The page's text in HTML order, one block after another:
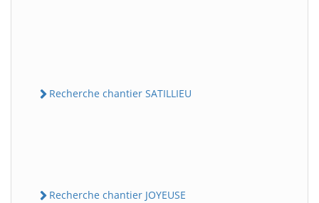
Recherche chantier SATILLIEU
Recherche chantier JOYEUSE